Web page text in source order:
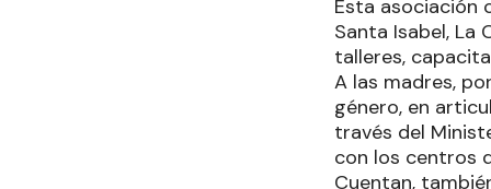
Esta asociación
Santa Isabel, La
talleres,
A las madres,
género, en
través del
con los centros
Cuentan,